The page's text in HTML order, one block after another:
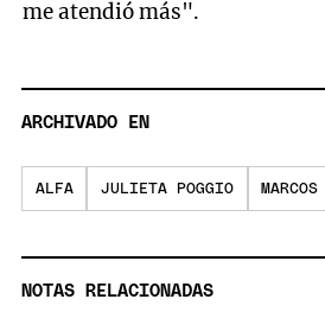
me atendió más".
ARCHIVADO EN
ALFA JULIETA POGGIO
NOTAS RELACIONADAS